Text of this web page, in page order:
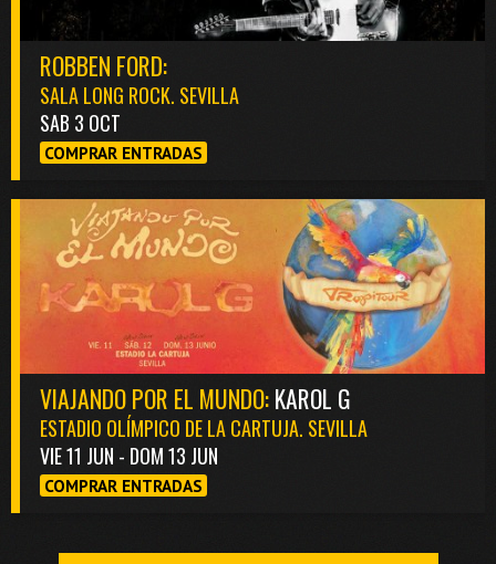
ROBBEN FORD:
SALA LONG ROCK. SEVILLA
SAB 3 OCT
COMPRAR ENTRADAS
VIAJANDO POR EL MUNDO:KAROL G
ESTADIO OLÍMPICO DE LA CARTUJA. SEVILLA
VIE 11 JUN - DOM 13 JUN
COMPRAR ENTRADAS